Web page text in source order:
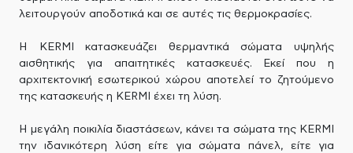
λειτουργούν αποδοτικά και σε αυτές τις θερμοκρασίες.
H KERMI κατασκευάζει θερμαντικά σώματα υψηλής
αισθητικής για απαιτητικές κατασκευές. Εκεί που η
αρχιτεκτονική εσωτερικού χώρου αποτελεί το ζητούμενο
της κατασκευής η KERMI έχει τη λύση.
Η μεγάλη ποικιλία διαστάσεων, κάνει τα σώματα της KERMI
την ιδανικότερη λύση είτε για σώματα πάνελ, είτε για